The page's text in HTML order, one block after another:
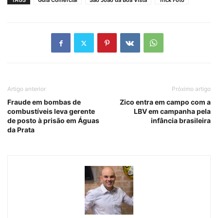
Artigo anterior
Fraude em bombas de
combustíveis leva gerente
de posto à prisão em Águas
da Prata
Próximo artigo
Zico entra em campo com a
LBV em campanha pela
infância brasileira